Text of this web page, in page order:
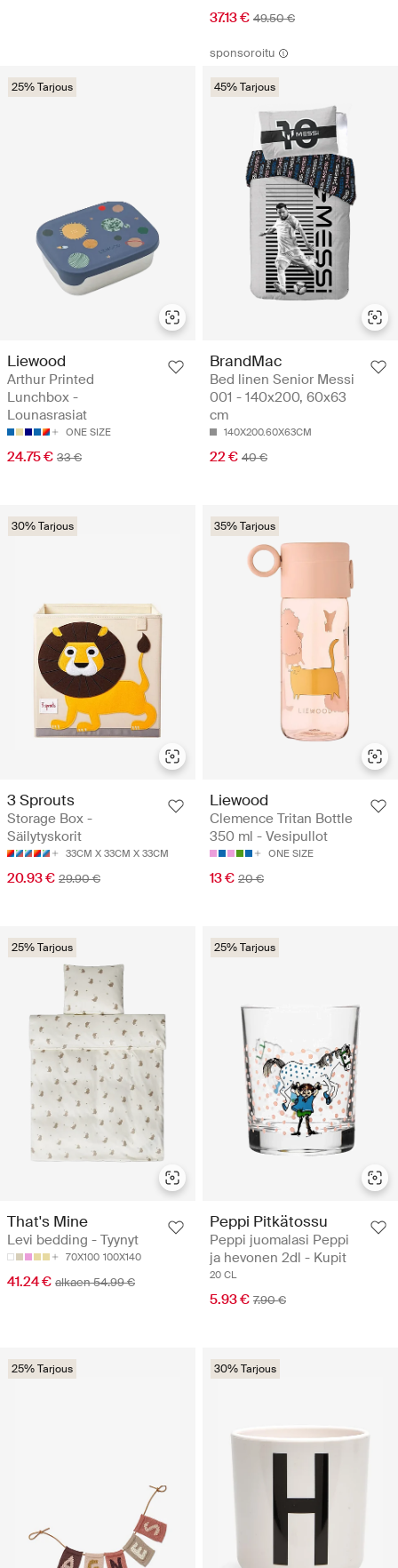
37.13 € 49.50 €
25% Tarjous
Liewood
Arthur Printed
Lunchbox -
Lounasrasiat
ONE SIZE
24.75 € 33 €
sponsoroitu
45% Tarjous
BrandMac
Bed linen Senior Messi
001 - 140x200, 60x63
cm
140X200.60X63CM
22 € 40 €
30% Tarjous
3 Sprouts
Storage Box -
Säilytyskorit
33CM X 33CM X 33CM
20.93 € 29.90 €
35% Tarjous
Liewood
Clemence Tritan Bottle
350 ml - Vesipullot
ONE SIZE
13 € 20 €
25% Tarjous
That's Mine
Levi bedding - Tyynyt
70X100 100X140
41.24 € alkaen 54.99 €
25% Tarjous
Peppi Pitkätossu
Peppi juomalasi Peppi
ja hevonen 2dl - Kupit
20 CL
5.93 € 7.90 €
25% Tarjous 30% Tarjous